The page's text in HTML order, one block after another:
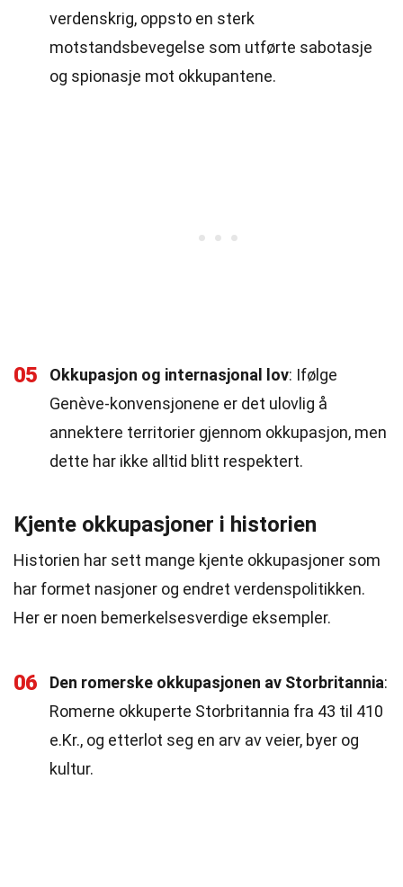
verdenskrig, oppsto en sterk
motstandsbevegelse som utførte sabotasje
og spionasje mot okkupantene.
05 Okkupasjon og internasjonal lov: Ifølge
Genève-konvensjonene er det ulovlig å
annektere territorier gjennom okkupasjon, men
dette har ikke alltid blitt respektert.
Kjente okkupasjoner i historien
Historien har sett mange kjente okkupasjoner som
har formet nasjoner og endret verdenspolitikken.
Her er noen bemerkelsesverdige eksempler.
06 Den romerske okkupasjonen av Storbritannia:
Romerne okkuperte Storbritannia fra 43 til 410
e.Kr., og etterlot seg en arv av veier, byer og
kultur.